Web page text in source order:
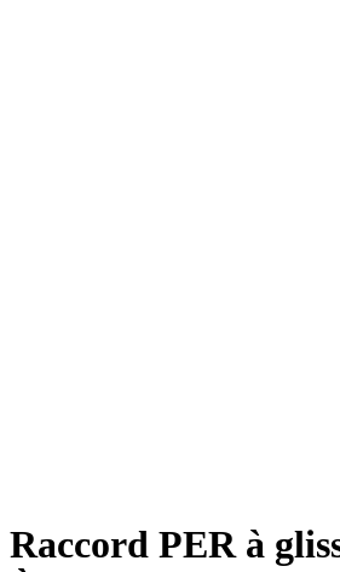
Raccord PER à